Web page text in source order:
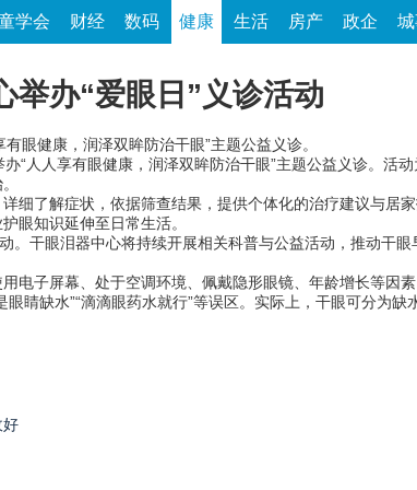
学会 财经 数码 健康 生活 房产 政企
举办“爱眼日”义诊活动
眼健康，润泽双眸防治干眼”主题公益义诊。
人享有眼健康，润泽双眸防治干眼”主题公益义诊。活动
了解症状，依据筛查结果，提供个体化的治疗建议与居
眼知识延伸至日常生活。
干眼泪器中心将持续开展相关科普与公益活动，推动干眼
子屏幕、处于空调环境、佩戴隐形眼镜、年龄增长等因
睛缺水”“滴滴眼药水就行”等误区。实际上，干眼可分为
好